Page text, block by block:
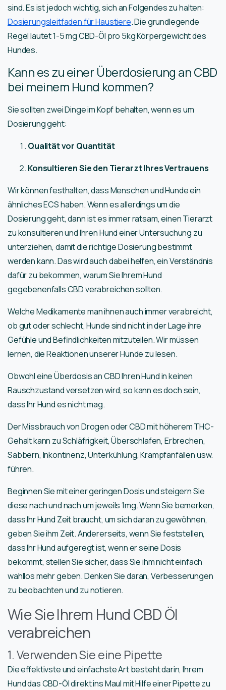
sind. Es ist jedoch wichtig, sich an Folgendes zu halten:
Dosierungsleitfaden für Haustiere. Die grundlegende
Regel lautet 1-5 mg CBD-Öl pro 5kg Körpergewicht des
Hundes.
Kann es zu einer Überdosierung an CBD
bei meinem Hund kommen?
Sie sollten zwei Dinge im Kopf behalten, wenn es um
Dosierung geht:
Qualität vor Quantität
Konsultieren Sie den Tierarzt Ihres Vertrauens
Wir können festhalten, dass Menschen und Hunde ein
ähnliches ECS haben. Wenn es allerdings um die
Dosierung geht, dann ist es immer ratsam, einen Tierarzt
zu konsultieren und Ihren Hund einer Untersuchung zu
unterziehen, damit die richtige Dosierung bestimmt
werden kann. Das wird auch dabei helfen, ein Verständnis
dafür zu bekommen, warum Sie Ihrem Hund
gegebenenfalls CBD verabreichen sollten.
Welche Medikamente man ihnen auch immer verabreicht,
ob gut oder schlecht, Hunde sind nicht in der Lage ihre
Gefühle und Befindlichkeiten mitzuteilen. Wir müssen
lernen, die Reaktionen unserer Hunde zu lesen.
Obwohl eine Überdosis an CBD Ihren Hund in keinen
Rauschzustand versetzen wird, so kann es doch sein,
dass Ihr Hund es nicht mag.
Der Missbrauch von Drogen oder CBD mit höherem THC-
Gehalt kann zu Schläfrigkeit, Überschlafen, Erbrechen,
Sabbern, Inkontinenz, Unterkühlung, Krampfanfällen usw.
führen.
Beginnen Sie mit einer geringen Dosis und steigern Sie
diese nach und nach um jeweils 1mg. Wenn Sie bemerken,
dass Ihr Hund Zeit braucht, um sich daran zu gewöhnen,
geben Sie ihm Zeit. Andererseits, wenn Sie feststellen,
dass Ihr Hund aufgeregt ist, wenn er seine Dosis
bekommt, stellen Sie sicher, dass Sie ihm nicht einfach
wahllos mehr geben. Denken Sie daran, Verbesserungen
zu beobachten und zu notieren.
Wie Sie Ihrem Hund CBD Öl
verabreichen
1. Verwenden Sie eine Pipette
Die effektivste und einfachste Art besteht darin, Ihrem
Hund das CBD-Öl direkt ins Maul mit Hilfe einer Pipette zu